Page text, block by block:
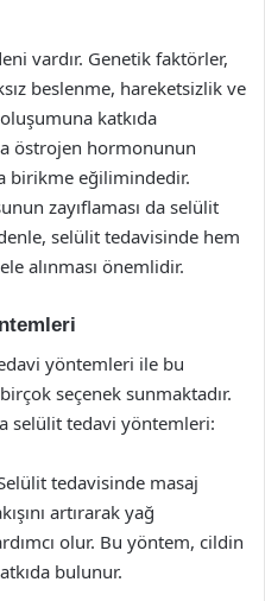
vardır. Genetik faktörler,
beslenme, hareketsizlik ve
katkıda
östrojen hormonunun
birikme eğilimindedir.
zayıflaması da selülit
selülit tedavisinde hem
alınması önemlidir.
yöntemleri ile bu
seçenek sunmaktadır.
selülit tedavi yöntemleri:
tedavisinde masaj
artırarak yağ
olur. Bu yöntem, cildin
bulunur.